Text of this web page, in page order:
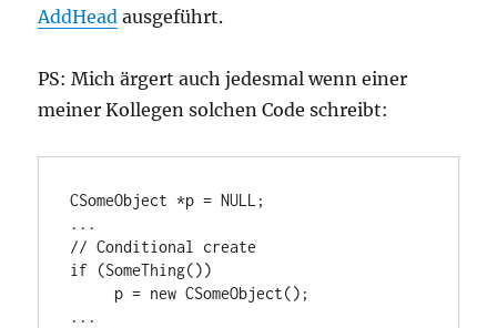
AddHead ausgeführt.
PS: Mich ärgert auch jedesmal wenn einer
meiner Kollegen solchen Code schreibt:
CSomeObject *p = NULL;
...
// Conditional create
if (SomeThing())
...